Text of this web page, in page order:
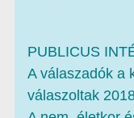
PUBLICUS
A válaszadók a
válaszoltak